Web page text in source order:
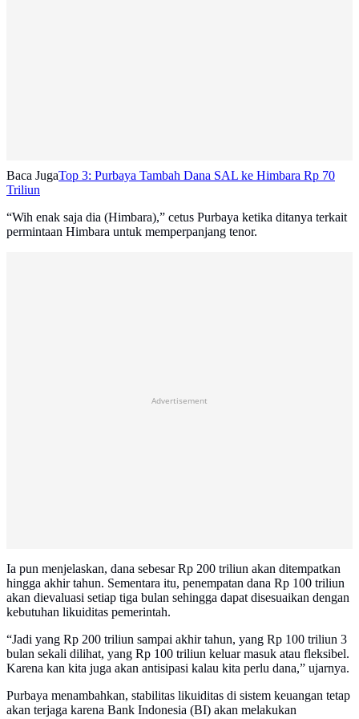
Baca JugaTop 3: Purbaya Tambah Dana SAL ke Himbara Rp 70
Triliun
“Wih enak saja dia (Himbara),” cetus Purbaya ketika ditanya terkait
permintaan Himbara untuk memperpanjang tenor.
Advertisement
Ia pun menjelaskan, dana sebesar Rp 200 triliun akan ditempatkan
hingga akhir tahun. Sementara itu, penempatan dana Rp 100 triliun
akan dievaluasi setiap tiga bulan sehingga dapat disesuaikan dengan
kebutuhan likuiditas pemerintah.
“Jadi yang Rp 200 triliun sampai akhir tahun, yang Rp 100 triliun 3
bulan sekali dilihat, yang Rp 100 triliun keluar masuk atau fleksibel.
Karena kan kita juga akan antisipasi kalau kita perlu dana,” ujarnya.
Purbaya menambahkan, stabilitas likuiditas di sistem keuangan tetap
akan terjaga karena Bank Indonesia (BI) akan melakukan